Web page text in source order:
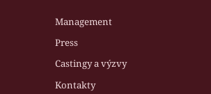
Management
Press
Castingy a výzvy
Kontakty